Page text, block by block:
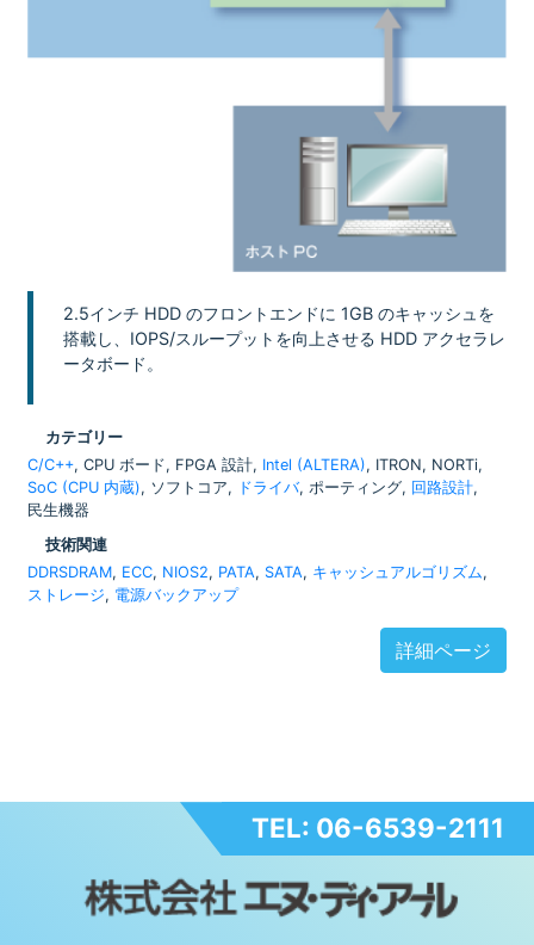
2.5インチ HDD のフロントエンドに 1GB のキャッシュを
搭載し、IOPS/スループットを向上させる HDD アクセラレ
ータボード。
カテゴリー
C/C++, CPU ボード, FPGA 設計, Intel (ALTERA), ITRON, NORTi,
SoC (CPU 内蔵), ソフトコア, ドライバ, ポーティング, 回路設計,
民生機器
技術関連
DDRSDRAM, ECC, NIOS2, PATA, SATA, キャッシュアルゴリズム,
ストレージ, 電源バックアップ
詳細ページ
TEL: 06-6539-2111